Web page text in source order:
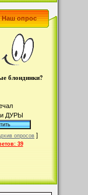
Наш опрос
блондинки?
ДУРЫ
опросов ]
39